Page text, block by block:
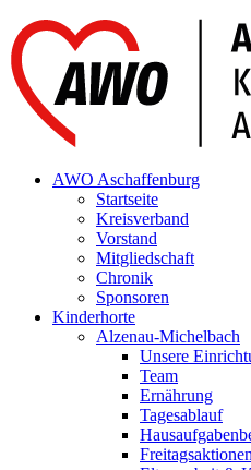
AWO Aschaffenburg
Startseite
Kreisverband
Vorstand
Mitgliedschaft
Chronik
Sponsoren
Kinderhorte
Alzenau-Michelbach
Unsere
Team
Ernährung
Tagesablauf